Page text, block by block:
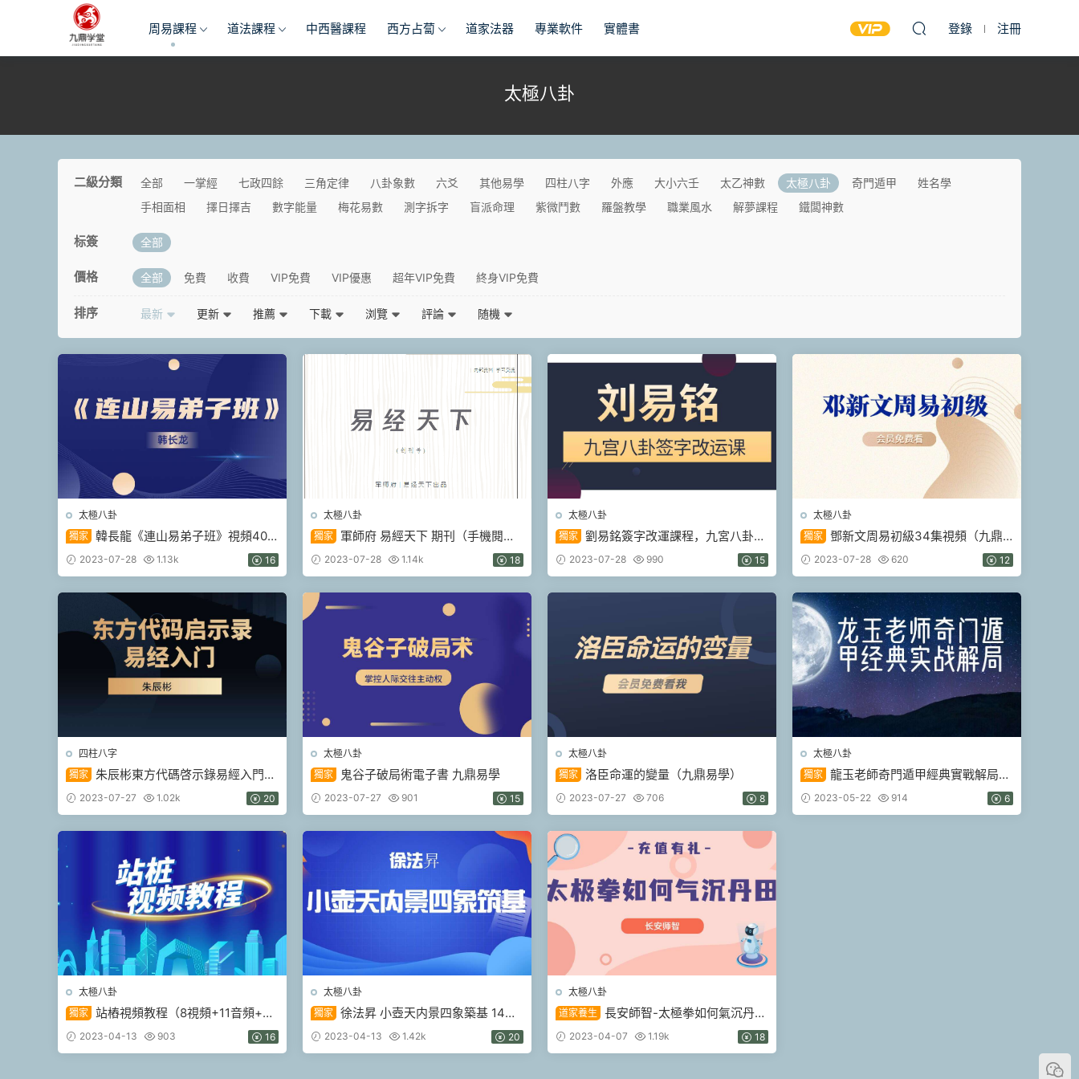
周易課程 道法課程 中西醫課程 西方占蔔 道家法器 專業軟件 實體書 登錄 注冊
太極八卦
二級分類 全部 一掌經 七政四餘 三角定律 八卦象數 六爻 其他易學 四柱八字 外應 大小六壬 太乙神數 太極八卦 奇門遁甲
姓名學
手相面相
擇日擇吉 數字能量 梅花易數 測字拆字 盲派命理 紫微鬥數 羅盤教學 職業風水 解夢課程 鐵闆神數
标簽 全部
價格 全部 免費 收費 VIP免費 VIP優惠 超年VIP免費 終身VIP免費
排序 最新 更新 推薦 下載 浏覽 評論 随機
太極八卦
獨家 韓長龍《連山易弟子班》視頻40
集（九鼎易學）
2023-07-28 1.13k 16
太極八卦
獨家
軍師府 易經天下 期刊（手機閱讀
版）電子書 九鼎易學
2023-07-28 1.14k 18
太極八卦
獨家 劉易銘簽字改運課程，九宮八卦簽
字法（九鼎易學）
2023-07-28 990 15
太極八卦
獨家
鄧新文周易初級34集視頻（九鼎
易學）
2023-07-28 620 12
四柱八字
獨家 朱辰彬東方代碼啓示錄易經入門教
呈素材服務 錄音+文字(九鼎易學)
2023-07-27 1.02k 20
太極八卦
獨家
鬼谷子破局術電子書 九鼎易學
2023-07-27 901 15
太極八卦
獨家 洛臣命運的變量（九鼎易學）
2023-07-27 706 8
太極八卦
獨家 龍玉老師奇門遁甲經典實戰解局視
頻6集（九鼎易學）
2023-05-22 914 6
太極八卦
獨家 站樁視頻教程（8視頻+11音頻+文
檔）（九鼎易學）百度網盤分享
2023-04-13 903 16
太極八卦
獨家 徐法昇 小壺天内景四象築基 14集
高清視頻（九鼎易學）
2023-04-13 1.42k 20
太極八卦
道家養生
長安師智-太極拳如何氣沉丹田
16課時 （九鼎易學）
2023-04-07 1.19k 18